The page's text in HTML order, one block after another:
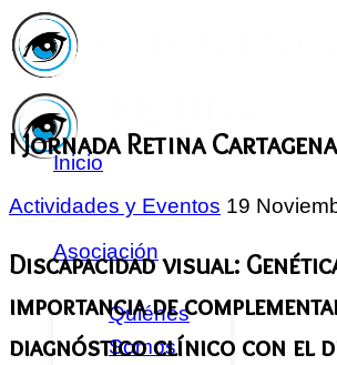
Inicio
Asociación
Quiénes
Somos
I Jornada Retina Cartagena
Actividades y Eventos 19
Discapacidad visual:
importancia de
diagnóstico clínico con el